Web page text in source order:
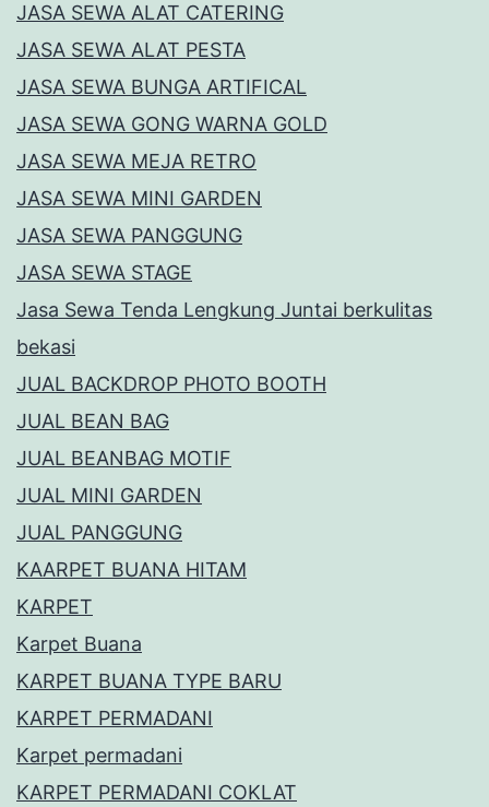
JASA SEWA ALAT CATERING
JASA SEWA ALAT PESTA
JASA SEWA BUNGA ARTIFICAL
JASA SEWA GONG WARNA GOLD
JASA SEWA MEJA RETRO
JASA SEWA MINI GARDEN
JASA SEWA PANGGUNG
JASA SEWA STAGE
Jasa Sewa Tenda Lengkung Juntai berkulitas
bekasi
JUAL BACKDROP PHOTO BOOTH
JUAL BEAN BAG
JUAL BEANBAG MOTIF
JUAL MINI GARDEN
JUAL PANGGUNG
KAARPET BUANA HITAM
KARPET
Karpet Buana
KARPET BUANA TYPE BARU
KARPET PERMADANI
Karpet permadani
KARPET PERMADANI COKLAT